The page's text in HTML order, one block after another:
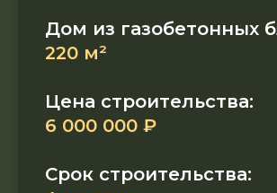
Дом из газобетонных
220 м²
Цена строительства:
6 000 000 ₽
Срок строительства: